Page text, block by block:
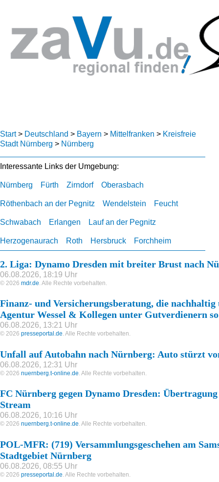
Start> Deutschland > Bayern > Mittelfranken > Kreisfreie
Stadt Nürnberg > Nürnberg
Interessante Links der Umgebung:
Nürnberg Fürth Zirndorf Oberasbach
Röthenbach an der Pegnitz Wendelstein Feucht
Schwabach Erlangen Lauf an der Pegnitz
Herzogenaurach Roth Hersbruck Forchheim
2. Liga: Dynamo Dresden mit breiter Brust nach
06.08.2026, 18:19 Uhr
© 2026 mdr.de. Alle Rechte vorbehalten.
Finanz- und Versicherungsberatung, die
Agentur Wessel & Kollegen unter Gutverdienern
06.08.2026, 13:21 Uhr
© 2026 presseportal.de. Alle Rechte vorbehalten.
Unfall auf Autobahn nach Nürnberg: Auto stürzt
06.08.2026, 12:31 Uhr
© 2026 nuernberg.t-online.de . Alle Rechte vorbehalten.
FC Nürnberg gegen Dynamo Dresden:
Stream
06.08.2026, 10:16 Uhr
© 2026 nuernberg.t-online.de. Alle Rechte vorbehalten.
POL-MFR: (719) Versammlungsgeschehen am
Stadtgebiet Nürnberg
06.08.2026, 08:55 Uhr
© 2026 presseportal.de . Alle Rechte vorbehalten.